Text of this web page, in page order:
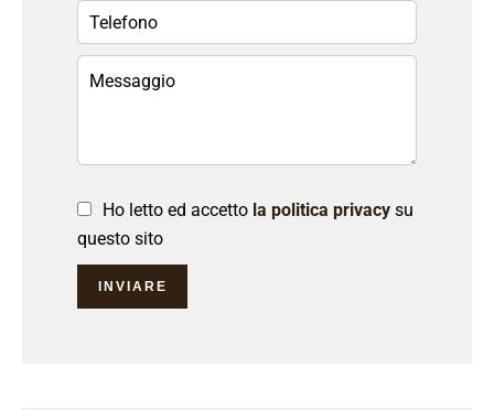
Ho letto ed accetto la politica privacy su
questo sito
INVIARE